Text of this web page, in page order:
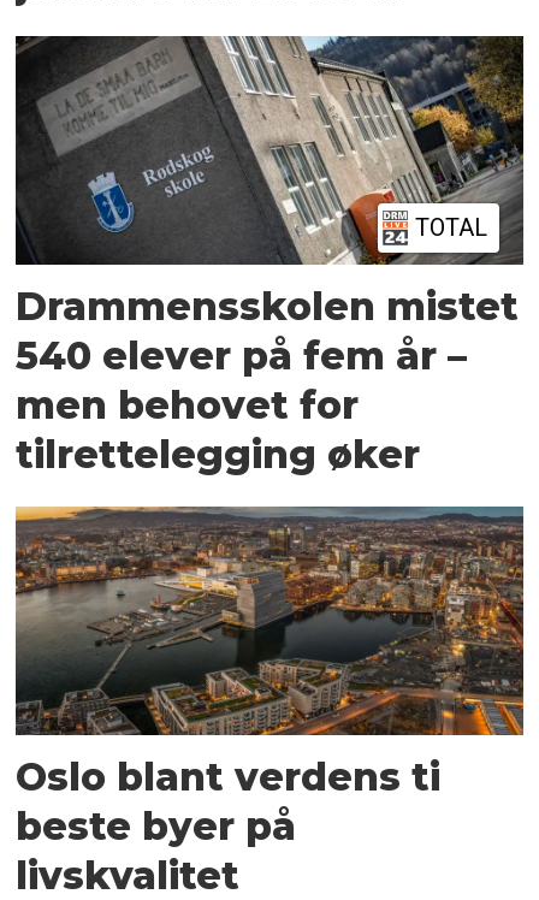
TOTAL
Drammensskolen mistet
540 elever på fem år –
men behovet for
tilrettelegging øker
Oslo blant verdens ti
beste byer på
livskvalitet